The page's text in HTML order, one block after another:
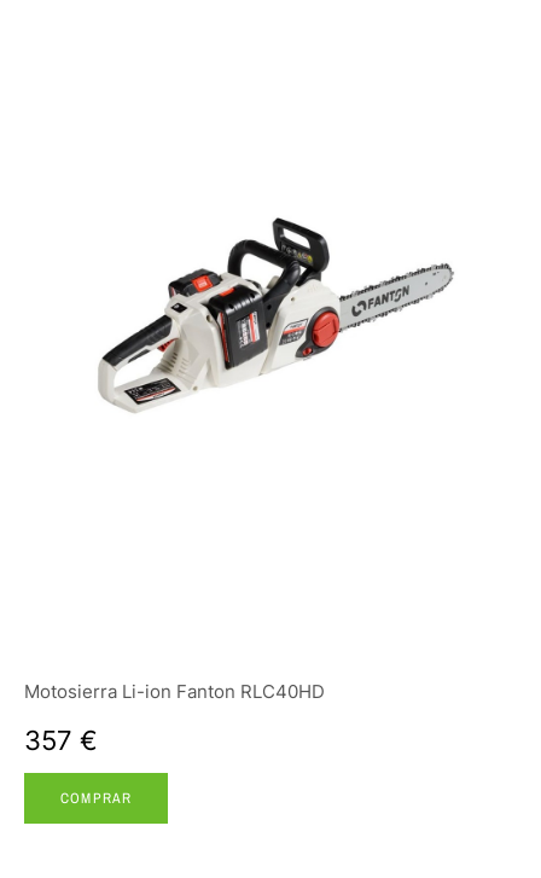
Motosierra Li-ion Fanton RLC40HD
357 €
COMPRAR